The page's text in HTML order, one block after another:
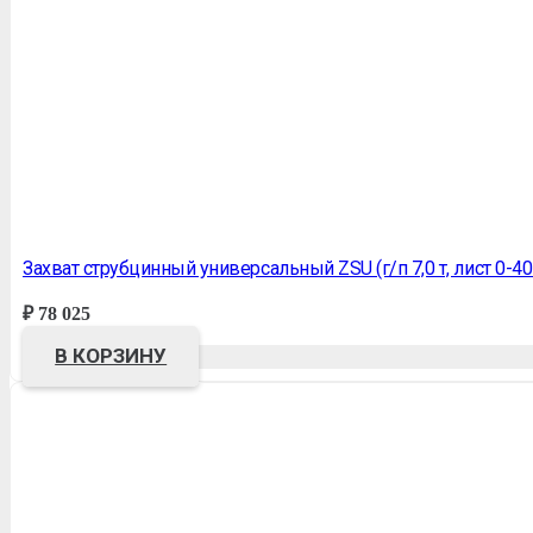
Захват струбцинный универсальный ZSU (г/п 7,0 т, лист 0-
₽78 025
В КОРЗИНУ